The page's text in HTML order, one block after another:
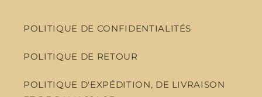
POLITIQUE DE CONFIDENTIALITÉS
POLITIQUE DE RETOUR
POLITIQUE D'EXPÉDITION, DE LIVRAISON